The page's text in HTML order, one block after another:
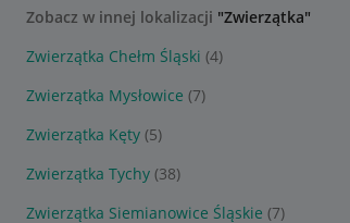
Zobacz w innej lokalizacji "Zwierzątka"
Zwierzątka Chełm Śląski (4)
Zwierzątka Mysłowice (7)
Zwierzątka Kęty (5)
Zwierzątka Tychy (38)
Zwierzątka Siemianowice Śląskie (7)